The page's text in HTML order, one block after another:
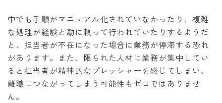
中でも手順がマニュアル化されていなかったり、複雑
な処理が経験と勘に頼って行われていたりするようだ
と、担当者が不在になった場合に業務が停滞する恐れ
があります。また、限られた人材に業務が集中してい
ると担当者が精神的なプレッシャーを感じてしまい、
離職につながってしまう可能性もゼロではありませ
ん。